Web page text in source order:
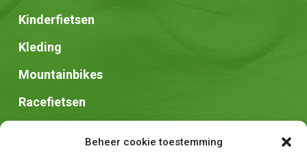
Beheer cookie toestemming
Kinderfietsen
Kleding
Mountainbikes
Racefietsen